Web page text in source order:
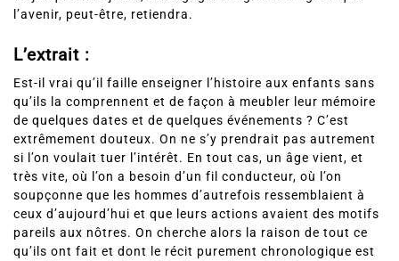
l’avenir, peut-être, retiendra.
L’extrait :
Est-il vrai qu’il faille enseigner l’histoire aux enfants sans
qu’ils la comprennent et de façon à meubler leur mémoire
de quelques dates et de quelques événements ? C’est
extrêmement douteux. On ne s’y prendrait pas autrement
si l’on voulait tuer l’intérêt. En tout cas, un âge vient, et
très vite, où l’on a besoin d’un fil conducteur, où l’on
soupçonne que les hommes d’autrefois ressemblaient à
ceux d’aujourd’hui et que leurs actions avaient des motifs
pareils aux nôtres. On cherche alors la raison de tout ce
qu’ils ont fait et dont le récit purement chronologique est